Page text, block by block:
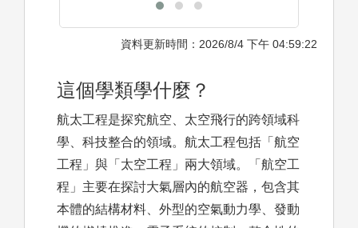
資料更新時間：2026/8/4 下午 04:59:22
這個學類學什麼？
航太工程是探究航空、太空飛行的跨領域科
學、科技整合的領域。航太工程包括「航空
工程」與「太空工程」兩大領域。「航空工
程」主要在探討大氣層內的航空器，包含其
本體的結構材料、外型的空氣動力學、發動